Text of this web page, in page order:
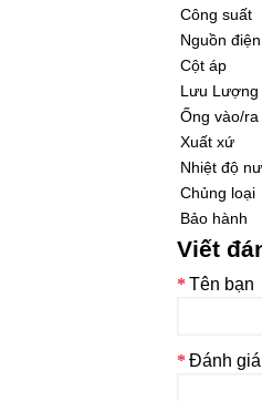
Công suất
Nguồn điện
Cột áp
Lưu Lượng
Ống vào/ra
Xuất xứ
Nhiệt độ
Chủng loại
Bảo hành
Viết
Tên bạn
Đánh